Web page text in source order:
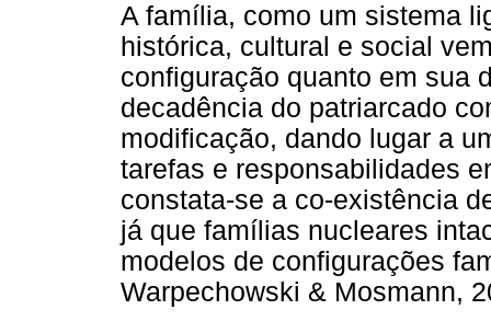
A família, como um sistema
histórica, cultural e social
configuração quanto em sua
decadência do patriarcado
modificação, dando lugar a
tarefas e responsabilidades
constata-se a co-existência
já que famílias nucleares
modelos de configurações
Warpechowski & Mosmann,